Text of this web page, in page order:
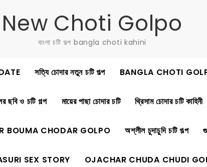
New Choti Golpo
বাংলা চটি গল্প bangla choti kahini
সত্যি চোদার নতুন চটি গল্প BANGLA CHOTI
ছবি ও চটি গল্প মায়ের পাছা চোদার চটি থ্রিসাম চোদার চটি কাহিনী
BOUMA CHODAR GOLPO অশ্লীল চুদাচুদি চটি গল্প
SEX STORY OJACHAR CHUDA CHUDI